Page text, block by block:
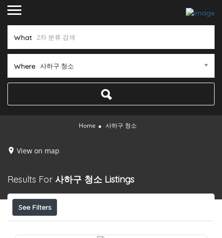
What
Where 사하구 청소
Home 사하구 청소
View on map
Results For 사하구 청소 Listings
See Filters